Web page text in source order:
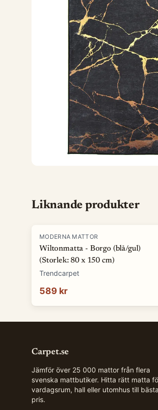
Liknande produkter
MODERNA MATTOR
Wiltonmatta - Borgo (blå/gul)
(Storlek: 80 x 150 cm)
Trendcarpet
589 kr
Carpet.se
Jämför över 25 000 mattor från flera
svenska mattbutiker. Hitta rätt matta
vardagsrum, hall eller utomhus till bästa
pris.